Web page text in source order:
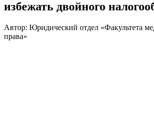
избежать двойного
Автор: Юридический отдел «Факультета
права»